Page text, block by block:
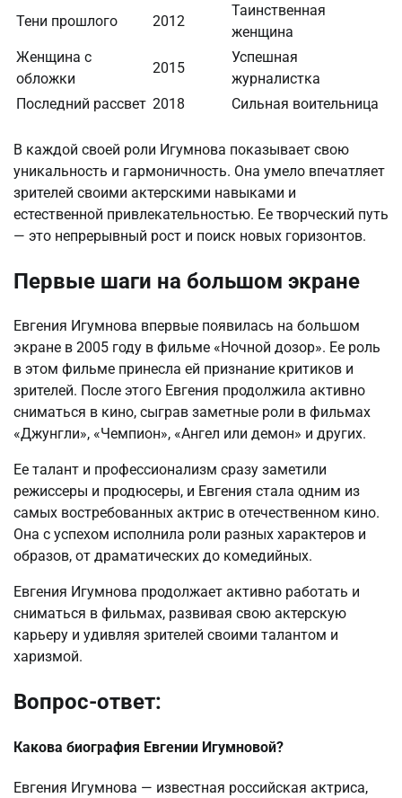
Тени прошлого 2012
Таинственная
женщина
Женщина с
обложки
2015
Успешная
журналистка
Последний рассвет 2018 Сильная воительница
В каждой своей роли Игумнова показывает свою
уникальность и гармоничность. Она умело впечатляет
зрителей своими актерскими навыками и
естественной привлекательностью. Ее творческий путь
— это непрерывный рост и поиск новых горизонтов.
Первые шаги на большом экране
Евгения Игумнова впервые появилась на большом
экране в 2005 году в фильме «Ночной дозор». Ее роль
в этом фильме принесла ей признание критиков и
зрителей. После этого Евгения продолжила активно
сниматься в кино, сыграв заметные роли в фильмах
«Джунгли», «Чемпион», «Ангел или демон» и других.
Ее талант и профессионализм сразу заметили
режиссеры и продюсеры, и Евгения стала одним из
самых востребованных актрис в отечественном кино.
Она с успехом исполнила роли разных характеров и
образов, от драматических до комедийных.
Евгения Игумнова продолжает активно работать и
сниматься в фильмах, развивая свою актерскую
карьеру и удивляя зрителей своими талантом и
харизмой.
Вопрос-ответ:
Какова биография Евгении Игумновой?
Евгения Игумнова — известная российская актриса,